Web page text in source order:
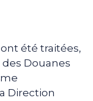
été traitées,
des Douanes
Direction